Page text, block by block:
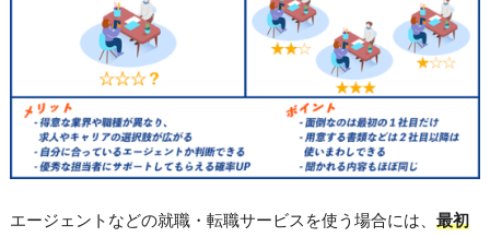
エージェントなどの就職・転職サービスを使う場合には、 最初